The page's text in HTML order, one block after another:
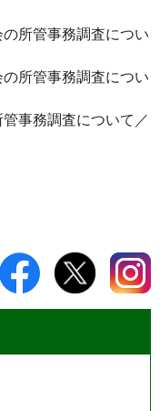
所管事務調査につい
所管事務調査につい
事務調査について／